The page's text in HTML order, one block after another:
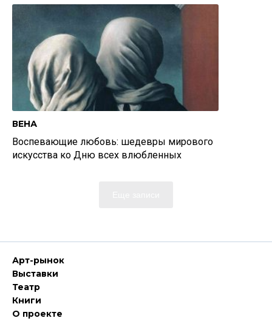
ВЕНА
Воспевающие любовь: шедевры мирового
искусства ко Дню всех влюбленных
Арт-рынок
Выставки
Театр
Книги
О проекте